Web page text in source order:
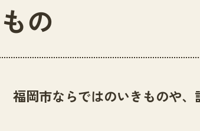
の
福岡市ならではのいきものや